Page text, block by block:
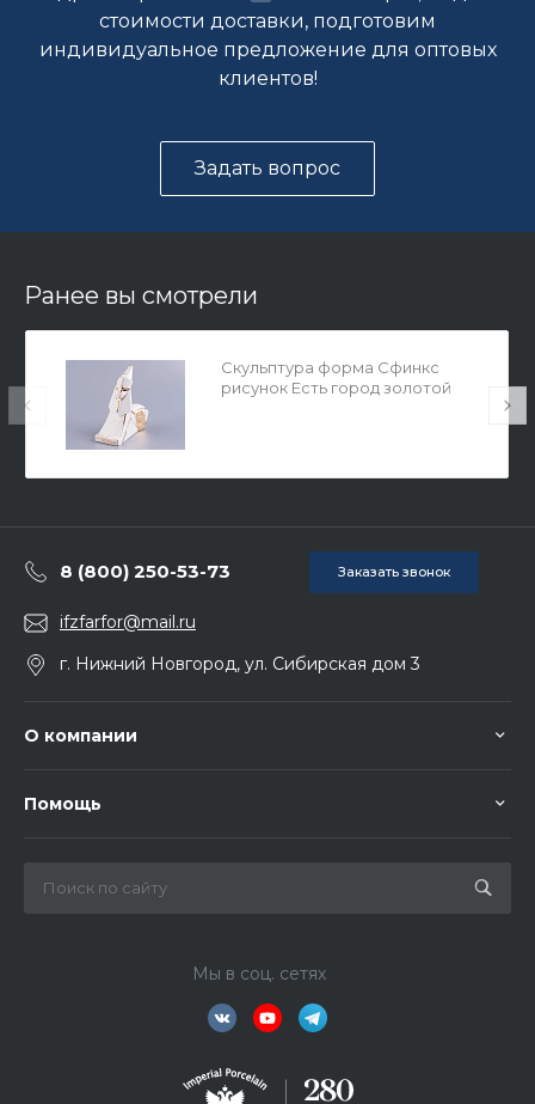
стоимости доставки, подготовим
индивидуальное предложение для оптовых
клиентов!
Задать вопрос
Ранее вы смотрели
Скульптура форма Сфинкс
рисунок Есть город золотой
8 (800) 250-53-73 Заказать звонок
ifzfarfor@mail.ru
г. Нижний Новгород, ул. Сибирская дом 3
О компании
Помощь
Мы в соц. сетях